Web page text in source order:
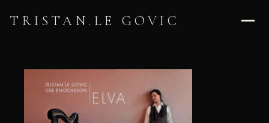
TRISTAN . LE GOVIC